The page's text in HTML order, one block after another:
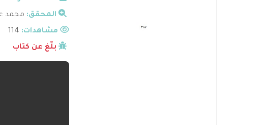
المحقق: محمد
مشاهدات:
بلّغ عن كتاب